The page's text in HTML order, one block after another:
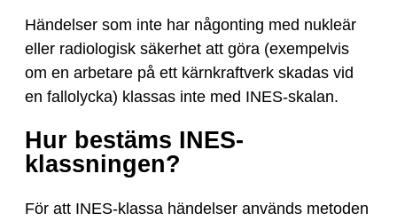
Händelser som inte har någonting med nukleär
eller radiologisk säkerhet att göra (exempelvis
om en arbetare på ett kärnkraftverk skadas vid
en fallolycka) klassas inte med INES-skalan.
Hur bestäms INES-
klassningen?
För att INES-klassa händelser används metoden